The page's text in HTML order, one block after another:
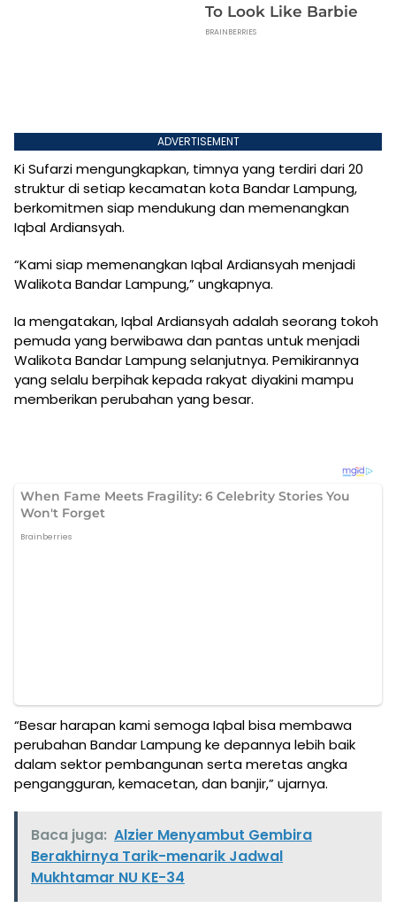
ADVERTISEMENT
Ki Sufarzi mengungkapkan, timnya yang terdiri dari 20
struktur di setiap kecamatan kota Bandar Lampung,
berkomitmen siap mendukung dan memenangkan
Iqbal Ardiansyah.
“Kami siap memenangkan Iqbal Ardiansyah menjadi
Walikota Bandar Lampung,” ungkapnya.
Ia mengatakan, Iqbal Ardiansyah adalah seorang tokoh
pemuda yang berwibawa dan pantas untuk menjadi
Walikota Bandar Lampung selanjutnya. Pemikirannya
yang selalu berpihak kepada rakyat diyakini mampu
memberikan perubahan yang besar.
“Besar harapan kami semoga Iqbal bisa membawa
perubahan Bandar Lampung ke depannya lebih baik
dalam sektor pembangunan serta meretas angka
pengangguran, kemacetan, dan banjir,” ujarnya.
Baca juga: Alzier Menyambut Gembira
Berakhirnya Tarik-menarik Jadwal
Mukhtamar NU KE-34